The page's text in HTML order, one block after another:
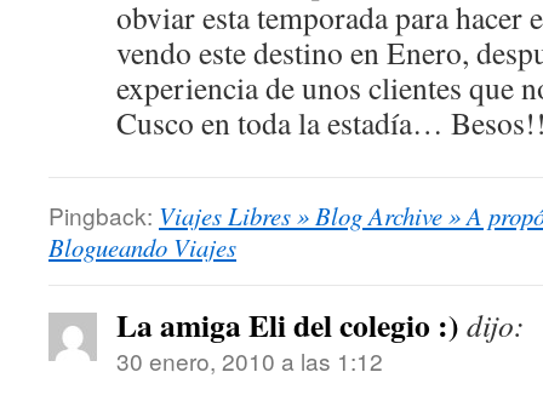
obviar esta temporada para hacer
vendo este destino en Enero,
experiencia de unos clientes que
Cusco en toda la estadía…
Pingback: Viajes Libres » Blog Archive » A
Blogueando Viajes
La amiga Eli del colegio :) dijo:
30 enero, 2010 a las 1:12